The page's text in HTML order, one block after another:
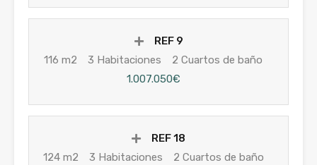
REF 9
116 m2
3 Habitaciones
2 Cuartos de baño
1.007.050€
REF 18
124 m2
3 Habitaciones
2 Cuartos de baño